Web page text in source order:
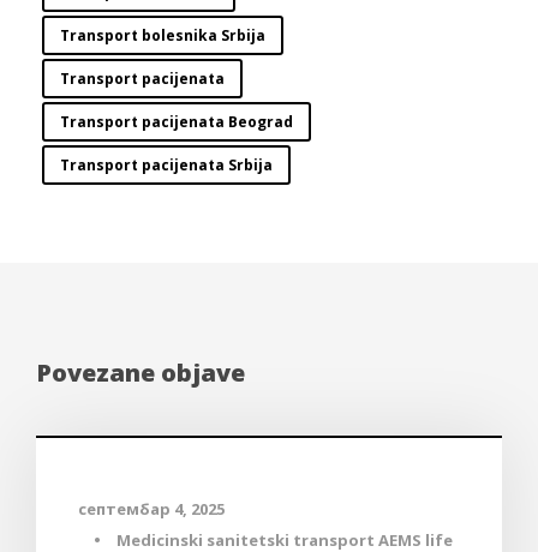
Transport bolesnika Srbija
Transport pacijenata
Transport pacijenata Beograd
Transport pacijenata Srbija
Povezane objave
септембар 4, 2025
•
Medicinski sanitetski transport AEMS life